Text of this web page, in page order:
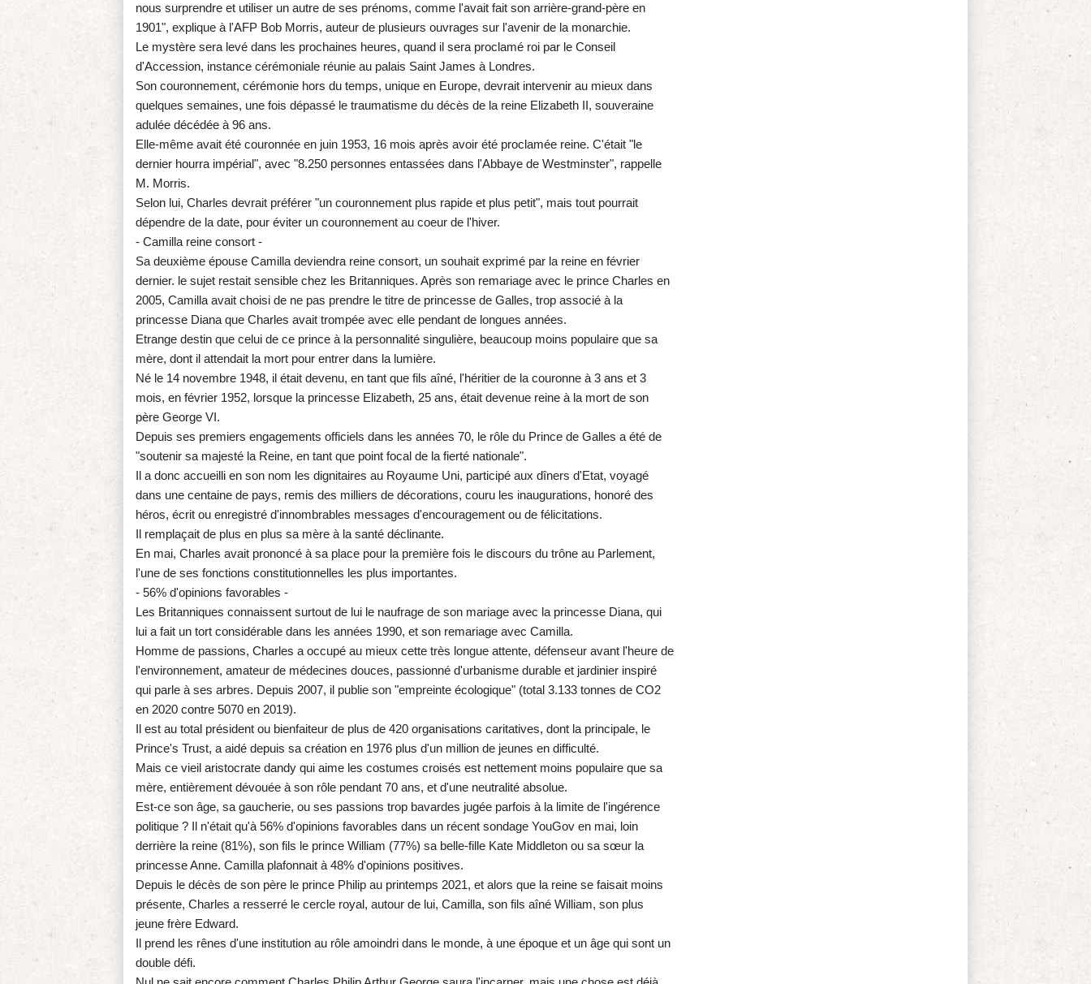
nous surprendre et utiliser un autre de ses prénoms, comme l'avait fait son arrière-grand-père en
1901", explique à l'AFP Bob Morris, auteur de plusieurs ouvrages sur l'avenir de la monarchie.
Le mystère sera levé dans les prochaines heures, quand il sera proclamé roi par le Conseil
d'Accession, instance cérémoniale réunie au palais Saint James à Londres.
Son couronnement, cérémonie hors du temps, unique en Europe, devrait intervenir au mieux dans
quelques semaines, une fois dépassé le traumatisme du décès de la reine Elizabeth II, souveraine
adulée décédée à 96 ans.
Elle-même avait été couronnée en juin 1953, 16 mois après avoir été proclamée reine. C'était "le
dernier hourra impérial", avec "8.250 personnes entassées dans l'Abbaye de Westminster", rappelle
M. Morris.
Selon lui, Charles devrait préférer "un couronnement plus rapide et plus petit", mais tout pourrait
dépendre de la date, pour éviter un couronnement au coeur de l'hiver.
- Camilla reine consort -
Sa deuxième épouse Camilla deviendra reine consort, un souhait exprimé par la reine en février
dernier. le sujet restait sensible chez les Britanniques. Après son remariage avec le prince Charles en
2005, Camilla avait choisi de ne pas prendre le titre de princesse de Galles, trop associé à la
princesse Diana que Charles avait trompée avec elle pendant de longues années.
Etrange destin que celui de ce prince à la personnalité singulière, beaucoup moins populaire que sa
mère, dont il attendait la mort pour entrer dans la lumière.
Né le 14 novembre 1948, il était devenu, en tant que fils aîné, l'héritier de la couronne à 3 ans et 3
mois, en février 1952, lorsque la princesse Elizabeth, 25 ans, était devenue reine à la mort de son
père George VI.
Depuis ses premiers engagements officiels dans les années 70, le rôle du Prince de Galles a été de
"soutenir sa majesté la Reine, en tant que point focal de la fierté nationale".
Il a donc accueilli en son nom les dignitaires au Royaume Uni, participé aux dîners d'Etat, voyagé
dans une centaine de pays, remis des milliers de décorations, couru les inaugurations, honoré des
héros, écrit ou enregistré d'innombrables messages d'encouragement ou de félicitations.
Il remplaçait de plus en plus sa mère à la santé déclinante.
En mai, Charles avait prononcé à sa place pour la première fois le discours du trône au Parlement,
l'une de ses fonctions constitutionnelles les plus importantes.
- 56% d'opinions favorables -
Les Britanniques connaissent surtout de lui le naufrage de son mariage avec la princesse Diana, qui
lui a fait un tort considérable dans les années 1990, et son remariage avec Camilla.
Homme de passions, Charles a occupé au mieux cette très longue attente, défenseur avant l'heure de
l'environnement, amateur de médecines douces, passionné d'urbanisme durable et jardinier inspiré
qui parle à ses arbres. Depuis 2007, il publie son "empreinte écologique" (total 3.133 tonnes de CO2
en 2020 contre 5070 en 2019).
Il est au total président ou bienfaiteur de plus de 420 organisations caritatives, dont la principale, le
Prince's Trust, a aidé depuis sa création en 1976 plus d'un million de jeunes en difficulté.
Mais ce vieil aristocrate dandy qui aime les costumes croisés est nettement moins populaire que sa
mère, entièrement dévouée à son rôle pendant 70 ans, et d'une neutralité absolue.
Est-ce son âge, sa gaucherie, ou ses passions trop bavardes jugée parfois à la limite de l'ingérence
politique ? Il n'était qu'à 56% d'opinions favorables dans un récent sondage YouGov en mai, loin
derrière la reine (81%), son fils le prince William (77%) sa belle-fille Kate Middleton ou sa sœur la
princesse Anne. Camilla plafonnait à 48% d'opinions positives.
Depuis le décès de son père le prince Philip au printemps 2021, et alors que la reine se faisait moins
présente, Charles a resserré le cercle royal, autour de lui, Camilla, son fils aîné William, son plus
jeune frère Edward.
Il prend les rênes d'une institution au rôle amoindri dans le monde, à une époque et un âge qui sont un
double défi.